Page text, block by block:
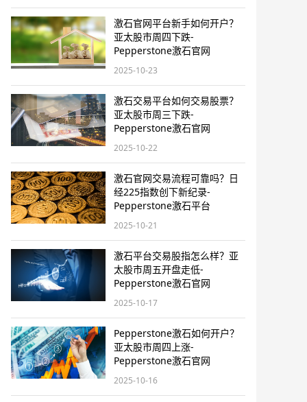
激石官网平台新手如何开户？
亚太股市周四下跌-
Pepperstone激石官网
2025-10-23
激石交易平台如何交易股票？
亚太股市周三下跌-
Pepperstone激石官网
2025-10-22
激石官网交易流程可靠吗？日
经225指数创下新纪录-
Pepperstone激石平台
2025-10-21
激石平台交易股指怎么样？亚
太股市周五开盘走低-
Pepperstone激石官网
2025-10-17
Pepperstone激石如何开户？
亚太股市周四上涨-
Pepperstone激石官网
2025-10-16